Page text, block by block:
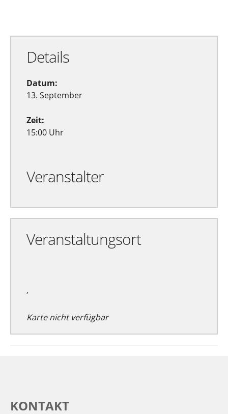
Details
Datum:
13. September
Zeit:
15:00 Uhr
Veranstalter
Veranstaltungsort
,
Karte nicht verfügbar
KONTAKT